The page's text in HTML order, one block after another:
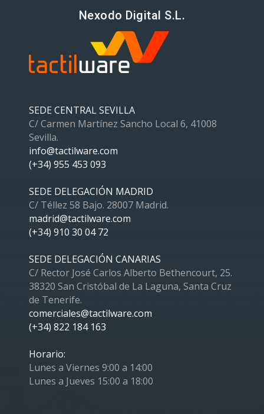
Nexodo Digital S.L.
SEDE CENTRAL SEVILLA
C/ Carmen Martínez Sancho Local 6, 41008
Sevilla.
info@tactilware.com
(+34) 955 453 093
SEDE DELEGACIÓN MADRID
C/ Téllez 58 Bajo. 28007 Madrid.
madrid@tactilware.com
(+34) 910 30 04 72
SEDE DELEGACIÓN CANARIAS
C/ Rector José Carlos Alberto Bethencourt, 25.
38320 San Cristóbal de La Laguna, Santa Cruz
de Tenerife.
comerciales@tactilware.com
(+34) 822 184 163
Horario:
Lunes a Viernes 9:00 a 14:00
Lunes a Jueves 15:00 a 18:00